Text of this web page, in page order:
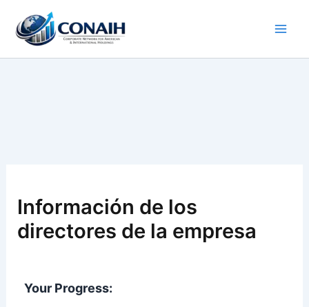
contenido
Información de los
directores de la empresa
Your Progress: